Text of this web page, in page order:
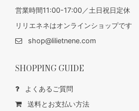
営業時間11:00-17:00／土日祝日定休
リリエネネはオンラインショップです
shop@lilietnene.com
SHOPPING GUIDE
よくあるご質問
送料とお支払い方法